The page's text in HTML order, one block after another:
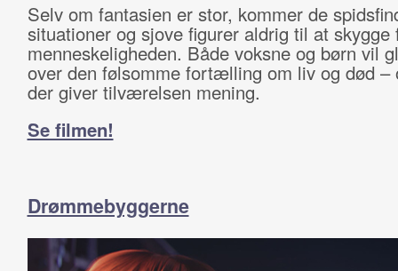
Selv om fantasien er stor, kommer de
situationer og sjove figurer aldrig til at skygge
menneskeligheden. Både voksne og børn vil
over den følsomme fortælling om liv og død –
der giver tilværelsen mening.
Se filmen!
Drømmebyggerne